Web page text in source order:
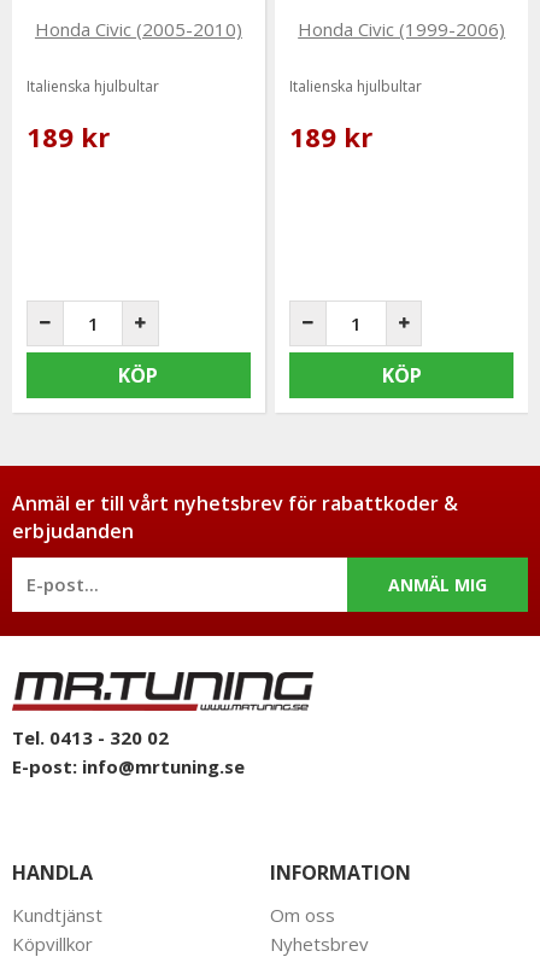
Italienska hjulbultar
189 kr
KÖP
Italienska hjulbultar
189 kr
KÖP
Anmäl er till vårt nyhetsbrev för rabattkoder &
erbjudanden
ANMÄL MIG
Tel. 0413 - 320 02
E-post: info@mrtuning.se
HANDLA
Kundtjänst
Köpvillkor
INFORMATION
Om oss
Nyhetsbrev